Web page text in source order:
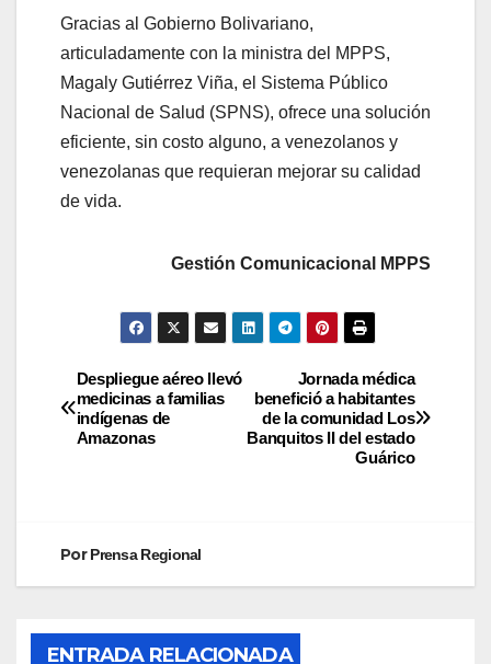
Gracias al Gobierno Bolivariano,
articuladamente con la ministra del MPPS,
Magaly Gutiérrez Viña, el Sistema Público
Nacional de Salud (SPNS), ofrece una solución
eficiente, sin costo alguno, a venezolanos y
venezolanas que requieran mejorar su calidad
de vida.
Gestión Comunicacional MPPS
Jornada médica
benefició a habitantes
de la comunidad Los
Banquitos II del estado
Guárico
Despliegue aéreo llevó
medicinas a familias
indígenas de
Amazonas
PorPrensa Regional
ENTRADA RELACIONADA